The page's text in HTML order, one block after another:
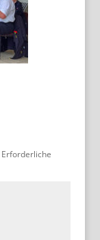
Erforderliche